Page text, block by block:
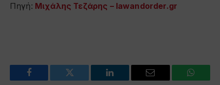
Πηγή: Μιχάλης Τεζάρης – lawandorder.gr
Facebook Twitter LinkedIn Email